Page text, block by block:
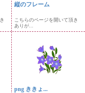
縦のフレーム
こちらのページを開いて頂き
ありが...
png ききょ...